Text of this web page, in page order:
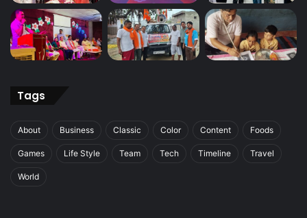
Tags
About Business Classic Color Content Foods
Games Life Style Team Tech Timeline Travel
World